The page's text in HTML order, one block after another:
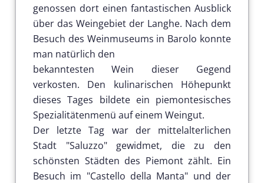
genossen dort einen fantastischen Ausblick
über das Weingebiet der Langhe. Nach dem
Besuch des Weinmuseums in Barolo konnte
man natürlich den
bekanntesten Wein dieser Gegend
verkosten. Den kulinarischen Höhepunkt
dieses Tages bildete ein piemontesisches
Spezialitätenmenü auf einem Weingut.
Der letzte Tag war der mittelalterlichen
Stadt "Saluzzo" gewidmet, die zu den
schönsten Städten des Piemont zählt. Ein
Besuch im "Castello della Manta" und der